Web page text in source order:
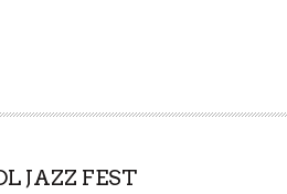
JAZZ FEST